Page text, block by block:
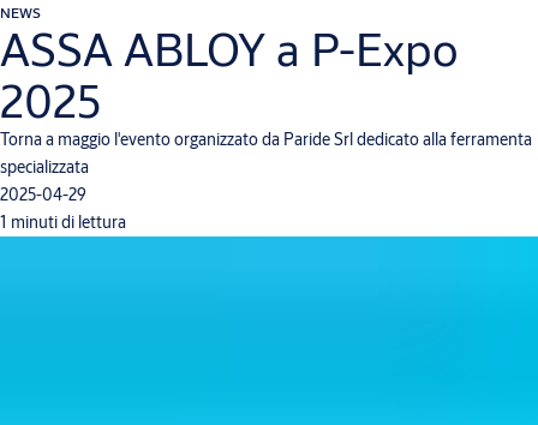
NEWS
ASSA ABLOY a P-Expo
2025
Torna a maggio l'evento organizzato da Paride Srl dedicato alla ferramenta
specializzata
2025-04-29
1 minuti di lettura